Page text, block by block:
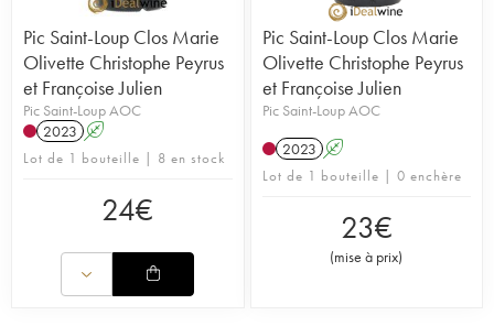
Pic Saint-Loup Clos Marie
Olivette Christophe Peyrus
et Françoise Julien
Pic Saint-Loup AOC
2023 A
Lot de 1 bouteille | 8 en stock
24€
Pic Saint-Loup Clos Marie
Olivette Christophe Peyrus
et Françoise Julien
Pic Saint-Loup AOC
2023 A
Lot de 1 bouteille | 0 enchère
23€
(mise à prix)